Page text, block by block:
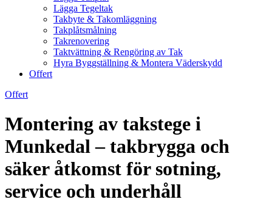
Lägga Tegeltak
Takbyte & Takomläggning
Takplåtsmålning
Takrenovering
Taktvättning & Rengöring av Tak
Hyra Byggställning & Montera Väderskydd
Offert
Offert
Montering av takstege i
Munkedal – takbrygga och
säker åtkomst för sotning,
service och underhåll